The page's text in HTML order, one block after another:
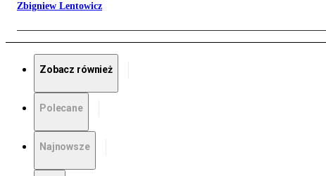
Zbigniew Lentowicz
Zobacz również
Polecane
Najnowsze